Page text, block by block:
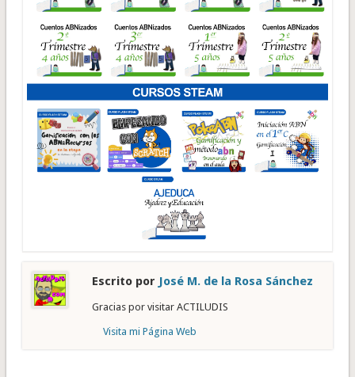
Escrito por José M. de la Rosa Sánchez
Gracias por visitar ACTILUDIS
Visita mi Página Web